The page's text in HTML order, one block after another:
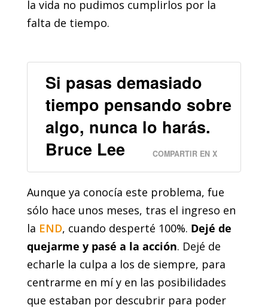
la vida no pudimos cumplirlos por la
falta de tiempo.
Si pasas demasiado
tiempo pensando sobre
algo, nunca lo harás.
Bruce Lee
COMPARTIR EN X
Aunque ya conocía este problema, fue
sólo hace unos meses, tras el ingreso en
la END, cuando desperté 100%. Dejé de
quejarme y pasé a la acción. Dejé de
echarle la culpa a los de siempre, para
centrarme en mí y en las posibilidades
que estaban por descubrir para poder